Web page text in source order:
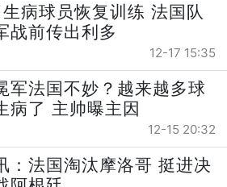
病球员恢复训练 法国队
战前传出利多
12-17 15:35
军法国不妙？越来越多球
病了 主帅曝主因
12-15 20:32
：法国淘汰摩洛哥 挺进决